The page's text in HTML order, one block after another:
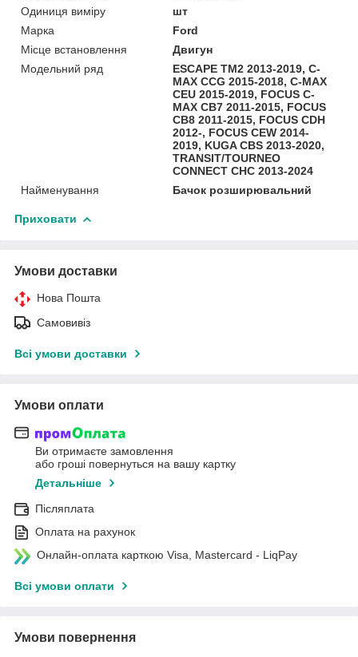
Одиниця виміру
шт
Марка
Ford
Місце встановлення
Двигун
Модельний ряд
ESCAPE TM2 2013-2019, C-
MAX CCG 2015-2018, C-MAX
CEU 2015-2019, FOCUS C-
MAX CB7 2011-2015, FOCUS
CB8 2011-2015, FOCUS CDH
2012-, FOCUS CEW 2014-
2019, KUGA CBS 2013-2020,
TRANSIT/TOURNEO
CONNECT CHC 2013-2024
Найменування
Бачок розширювальний
Приховати
Умови доставки
Нова Пошта
Самовивіз
Всі умови доставки
Умови оплати
Ви отримаєте замовлення
або гроші повернуться на вашу картку
Детальніше
Післяплата
Оплата на рахунок
Онлайн-оплата карткою Visa, Mastercard - LiqPay
Всі умови оплати
Умови повернення